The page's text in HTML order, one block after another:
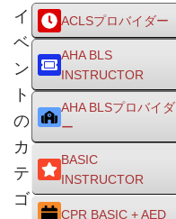
ダ
ー
ー
イ
ベ
ン
ト
の
カ
テ
ゴ
ACLSプロバイダー
AHA BLS
INSTRUCTOR
AHA BLSプロバイダ
ー
BASIC
INSTRUCTOR
CPR BASIC + AED